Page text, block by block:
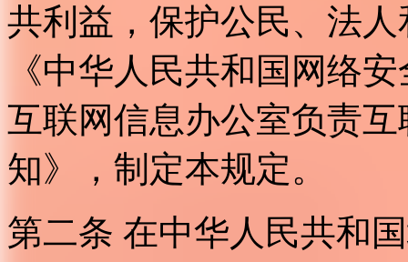
共利益，保护公民、法
《中华人民共和国网络
互联网信息办公室负责
知》，制定本规定。
第二条 在中华人民共和